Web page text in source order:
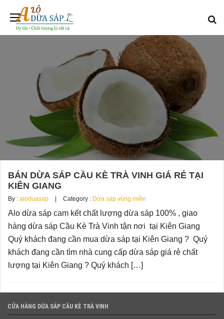
BÁN DỪA SÁP CẦU KÈ TRÀ VINH GIÁ RẺ TẠI
KIÊN GIANG
By : aloduasap Category : Dừa sáp vùng miền
Alo dừa sáp cam kết chất lượng dừa sáp 100% , giao
hàng dừa sáp Cầu Kè Trà Vinh tận nơi tại Kiên Giang
Quý khách đang cần mua dừa sáp tại Kiên Giang ? Quý
khách đang cần tìm nhà cung cấp dừa sáp giá rẻ chất
lượng tại Kiên Giang ? Quý khách […]
CỬA HÀNG DỪA SÁP CẦU KÈ TRÀ VINH